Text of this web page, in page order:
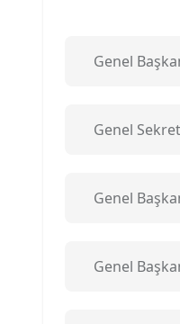
Genel
Genel
Genel
Genel